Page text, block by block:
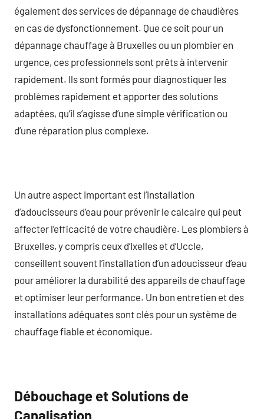
également des services de dépannage de chaudières
en cas de dysfonctionnement. Que ce soit pour un
dépannage chauffage à Bruxelles ou un plombier en
urgence, ces professionnels sont prêts à intervenir
rapidement. Ils sont formés pour diagnostiquer les
problèmes rapidement et apporter des solutions
adaptées, qu’il s’agisse d’une simple vérification ou
d’une réparation plus complexe.
Un autre aspect important est l’installation
d’adoucisseurs d’eau pour prévenir le calcaire qui peut
affecter l’efficacité de votre chaudière. Les plombiers à
Bruxelles, y compris ceux d’Ixelles et d’Uccle,
conseillent souvent l’installation d’un adoucisseur d’eau
pour améliorer la durabilité des appareils de chauffage
et optimiser leur performance. Un bon entretien et des
installations adéquates sont clés pour un système de
chauffage fiable et économique.
Débouchage et Solutions de
Canalisation